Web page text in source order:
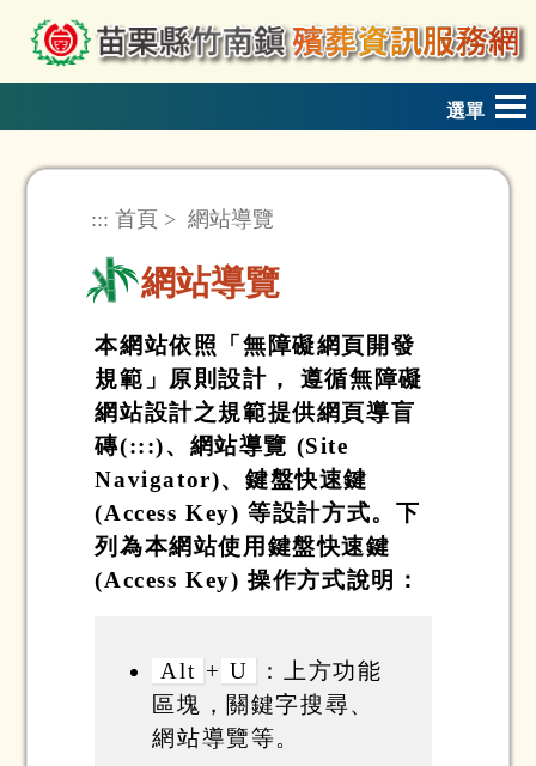
跳到主要內容區塊
選單
::: 首頁 > 網站導覽
網站導覽
本網站依照「無障礙網頁開發
規範」原則設計， 遵循無障礙
網站設計之規範提供網頁導盲
磚(:::)、網站導覽 (Site
Navigator)、鍵盤快速鍵
(Access Key) 等設計方式。下
列為本網站使用鍵盤快速鍵
(Access Key) 操作方式說明：
Alt + U
：上方功能
區塊，關鍵字搜尋、
網站導覽等。